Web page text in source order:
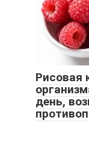
Рисовая
день,